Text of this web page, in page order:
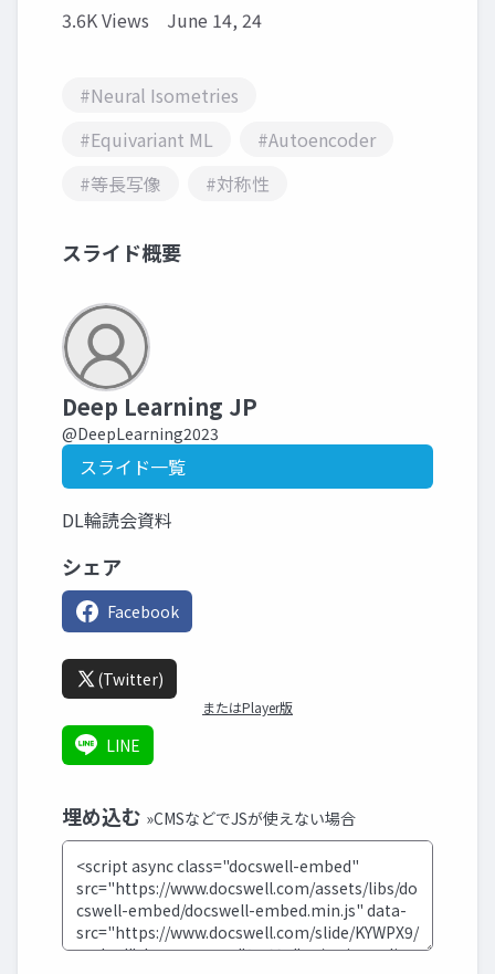
3.6K Views June 14, 24
#Neural Isometries
#Equivariant ML
#Autoencoder
#等長写像
#対称性
スライド概要
Deep Learning JP
@DeepLearning2023
スライド一覧
DL輪読会資料
シェア
Facebook
(Twitter)
またはPlayer版
LINE
埋め込む »CMSなどでJSが使えない場合